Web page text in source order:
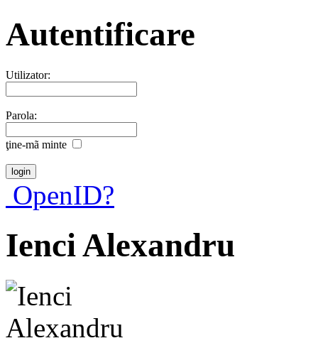
Autentificare
Utilizator:
Parola:
ţine-mã minte
OpenID?
Ienci Alexandru